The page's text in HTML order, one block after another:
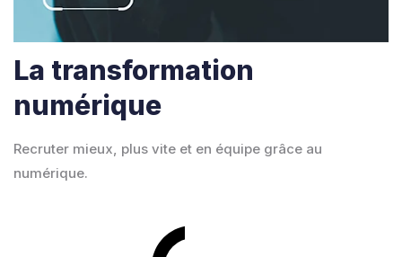
La transformation
numérique
Recruter mieux, plus vite et en équipe grâce au
numérique.